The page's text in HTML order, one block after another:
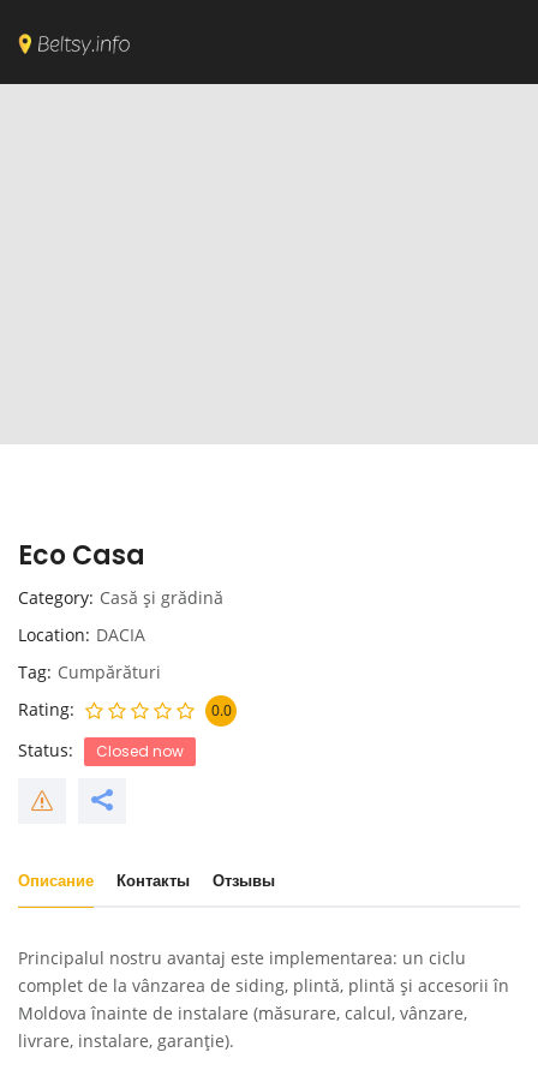
Eco Casa
Category Casă și grădină
Location DACIA
Tag Cumpărături
Rating
0.0
Status Closed now
Описание Контакты Отзывы
Principalul nostru avantaj este implementarea: un ciclu
complet de la vânzarea de siding, plintă, plintă și accesorii în
Moldova înainte de instalare (măsurare, calcul, vânzare,
livrare, instalare, garanție).